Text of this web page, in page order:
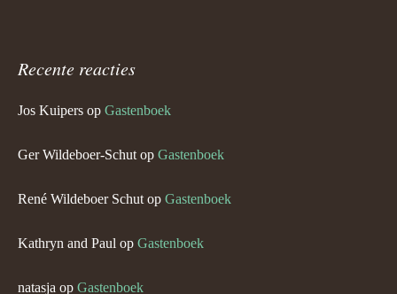
Recente reacties
Jos Kuipers op Gastenboek
Ger Wildeboer-Schut op Gastenboek
René Wildeboer Schut op Gastenboek
Kathryn and Paul op Gastenboek
natasja op Gastenboek